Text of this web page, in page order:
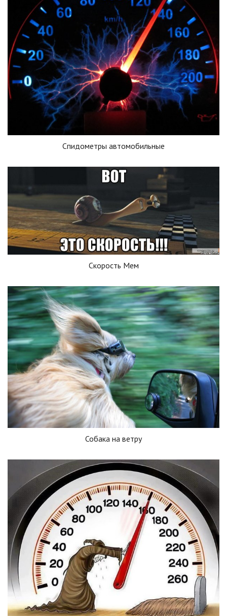
Спидометры автомобильные
Скорость Мем
Собака на ветру